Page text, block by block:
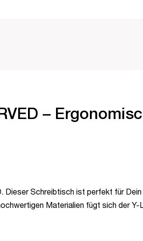
–
Dieser Schreibtisch ist perfekt für
Materialien fügt sich der Y-